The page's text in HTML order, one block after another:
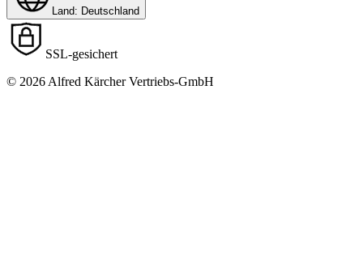
Land: Deutschland
SSL-gesichert
© 2026 Alfred Kärcher Vertriebs-GmbH